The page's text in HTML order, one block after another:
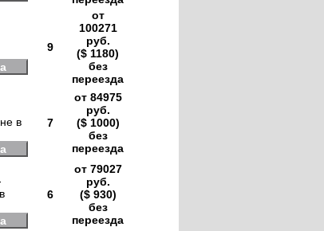
9
от
100271
руб.
($ 1180)
без
переезда
в
7
от 84975
руб.
($ 1000)
без
переезда
6
от 79027
руб.
($ 930)
без
переезда